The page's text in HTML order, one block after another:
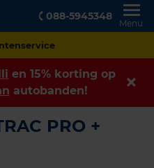
088-5945348
Menu
betalen
en 15% korting op
autobanden!
PRO +